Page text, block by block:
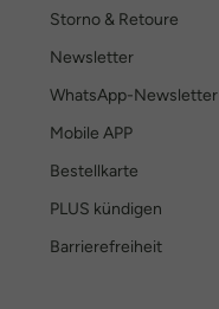
Storno & Retoure
Newsletter
WhatsApp-Newsletter
Mobile APP
Bestellkarte
PLUS kündigen
Barrierefreiheit